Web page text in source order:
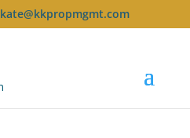
kate@kkpropmgmt.com